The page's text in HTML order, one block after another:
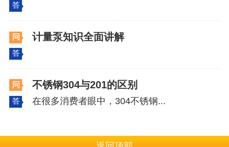
答
问 计量泵知识全面讲解
答
问 不锈钢304与201的区别
答 在很多消费者眼中，304不锈钢...